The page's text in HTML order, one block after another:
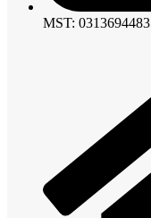
MST: 0313694483